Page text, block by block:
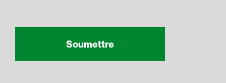
Soumettre